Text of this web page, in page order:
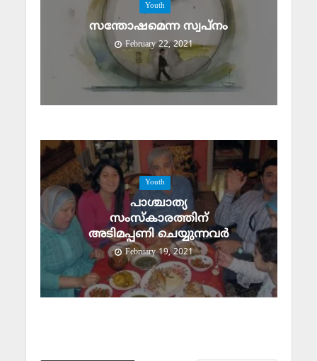
Youth
സന്തോഷമെന്ന സ്വപ്‌നം
February 22, 2021
Youth
പാശ്ചാത്യ
സംസ്‌കാരത്തിന്
അടിമപ്പണി ചെയ്യുന്നവര്‍
February 19, 2021